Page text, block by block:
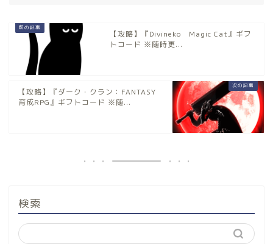
【攻略】『Divineko Magic Cat』ギフ
トコード ※随時更...
【攻略】『ダーク・クラン：FANTASY
育成RPG』ギフトコード ※随...
検索